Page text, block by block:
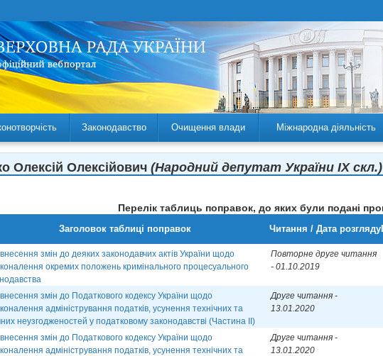
Законодавство Очищення влади Міжнародна діяльність
Олексій Олексійович (Народний депутат України IX скл.)
Перелік таблиць поправок, до яких були подані
Заголовок таблиці поправок Читання / Дата розгляду
змін до деяких законодавчих актів України щодо
окремих положень кримінального процесуального
Повторне друге читання
- 01.10.2019
змін до Податкового кодексу України щодо
адміністрування податків, усунення технічних та
неузгодженостей у податковому законодавстві (Частина ІІ)
Друге читання -
13.01.2020
змін до Податкового кодексу України щодо
адміністрування податків, усунення технічних та
Друге читання -
13.01.2020